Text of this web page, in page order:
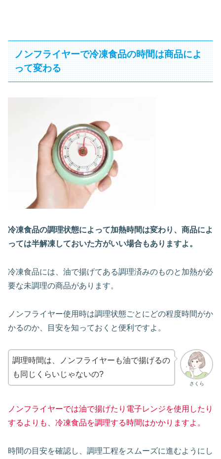
ノンフライヤーで冷凍食品の時間は商品によ
って変わる
冷凍食品の調理状態によって加熱時間は変わり、商品によ
っては半解凍しておいた方がいい場合もありますよ。
冷凍食品には、油で揚げてある調理済みのものと加熱が必
要な未調理の商品があります。
ノンフライヤー使用時は調理状態ごとにどの程度時間がか
かるのか、目安を知っておくと便利ですよ。
さくら
調理時間は、ノンフライヤーも油で揚げるの
も同じくらいじゃないの?
ノンフライヤーでは油で揚げたり電子レンジを使用したり
するよりも、冷凍食品を調理する時間はかかりますよ。
時間の目安を確認し、調理工程をスムーズに進むようにし